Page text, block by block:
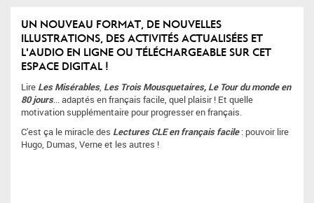
UN NOUVEAU FORMAT, DE NOUVELLES
ILLUSTRATIONS, DES ACTIVITÉS ACTUALISÉES ET
L'AUDIO EN LIGNE OU TÉLÉCHARGEABLE SUR CET
ESPACE DIGITAL !
Lire Les Misérables, Les Trois Mousquetaires, Le Tour du monde en
80 jours... adaptés en français facile, quel plaisir ! Et quelle
motivation supplémentaire pour progresser en français.
C'est ça le miracle des Lectures CLE en français facile: pouvoir lire
Hugo, Dumas, Verne et les autres !